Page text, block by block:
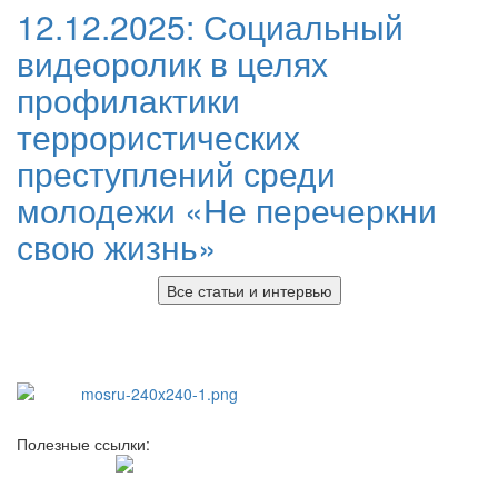
12.12.2025: Социальный
видеоролик в целях
профилактики
террористических
преступлений среди
молодежи «Не перечеркни
свою жизнь»
Все статьи и интервью
Полезные ссылки: